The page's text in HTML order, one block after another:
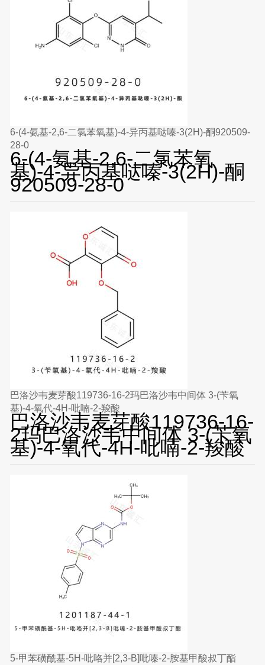
6-(4-氨基-2,6-二氯苯氧基)-4-异丙基哒嗪-3(2H)-酮920509-
28-0
6-(4-氨基-2,6-二氯苯氧
基)-4-异丙基哒嗪-3(2H)-酮
920509-28-0
巴洛沙韦麦芽酸119736-16-2玛巴洛沙韦中间体 3-(苄氧
基)-4-氧代-4H-吡喃-2-羧酸
巴洛沙韦麦芽酸119736-16-
2玛巴洛沙韦中间体 3-(苄氧
基)-4-氧代-4H-吡喃-2-羧酸
5-甲苯磺酰基-5H-吡咯并[2,3-B]吡嗪-2-胺基甲酸叔丁酯